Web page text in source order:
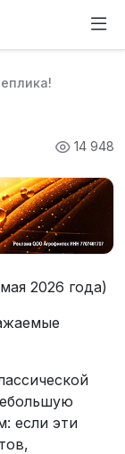
14 948
2026 года)
если эти